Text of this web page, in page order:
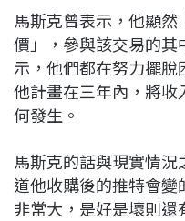
馬斯克曾表示，他顯
價」，參與該交易的
示，他們都在努力擺脫
他計畫在三年內，將
何發生。
馬斯克的話與現實情
道他收購後的推特會
非常大，是好是壞則還